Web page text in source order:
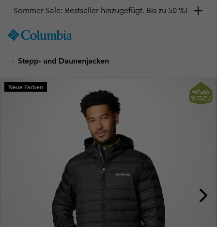
TO
SKIP
MAIN
NAV
Sommer Sale: Bestseller hinzugefügt. Bis zu 50 %!
Stepp- und Daunenjacken
Neue Farben